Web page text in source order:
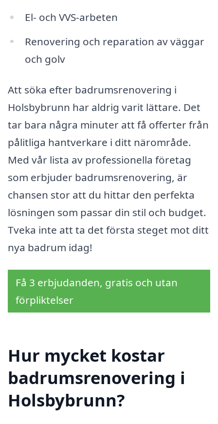
El- och VVS-arbeten
Renovering och reparation av väggar
och golv
Att söka efter badrumsrenovering i
Holsbybrunn har aldrig varit lättare. Det
tar bara några minuter att få offerter från
pålitliga hantverkare i ditt närområde.
Med vår lista av professionella företag
som erbjuder badrumsrenovering, är
chansen stor att du hittar den perfekta
lösningen som passar din stil och budget.
Tveka inte att ta det första steget mot ditt
nya badrum idag!
Få 3 erbjudanden, gratis och utan
förpliktelser
Hur mycket kostar
badrumsrenovering i
Holsbybrunn?